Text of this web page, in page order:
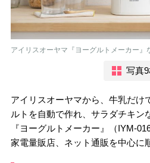
アイリスオーヤマ『ヨーグルトメーカー』
写真
アイリスオーヤマから、牛乳だけ
ルトを自動で作れ、サラダチキン
『ヨーグルトメーカー』（IYM-
家電量販店、ネット通販を中心に